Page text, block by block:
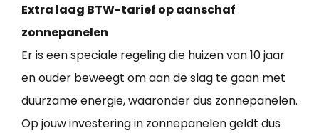
Extra laag BTW-tarief op aanschaf
zonnepanelen
Er is een speciale regeling die huizen van 10 jaar
en ouder beweegt om aan de slag te gaan met
duurzame energie, waaronder dus zonnepanelen.
Op jouw investering in zonnepanelen geldt dus